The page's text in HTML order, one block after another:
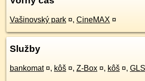
Vašinovský park ¤, CineMAX ¤
Služby
bankomat ¤, kôš ¤, Z-Box ¤, kôš ¤,